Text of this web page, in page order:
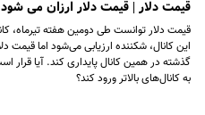
قیمت دلار | قیمت دلار ارزان می شود
این کانال، شکننده ارزیابی می‌شود اما قیمت
گذشته در همین کانال پایداری کند. آیا
به کانال‌های بالاتر ورود کند؟